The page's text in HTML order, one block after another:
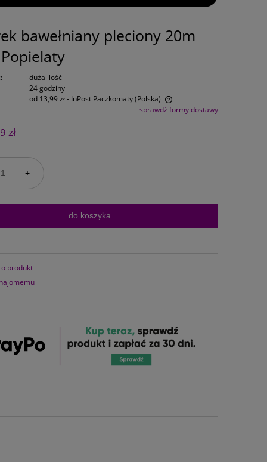
bawełniany pleciony 20m
duża ilość
24 godziny
od 13,99 zł- InPost Paczkomaty(Polska)
płatności
sprawdź formy dostawy
zł
+
do koszyka
produkt